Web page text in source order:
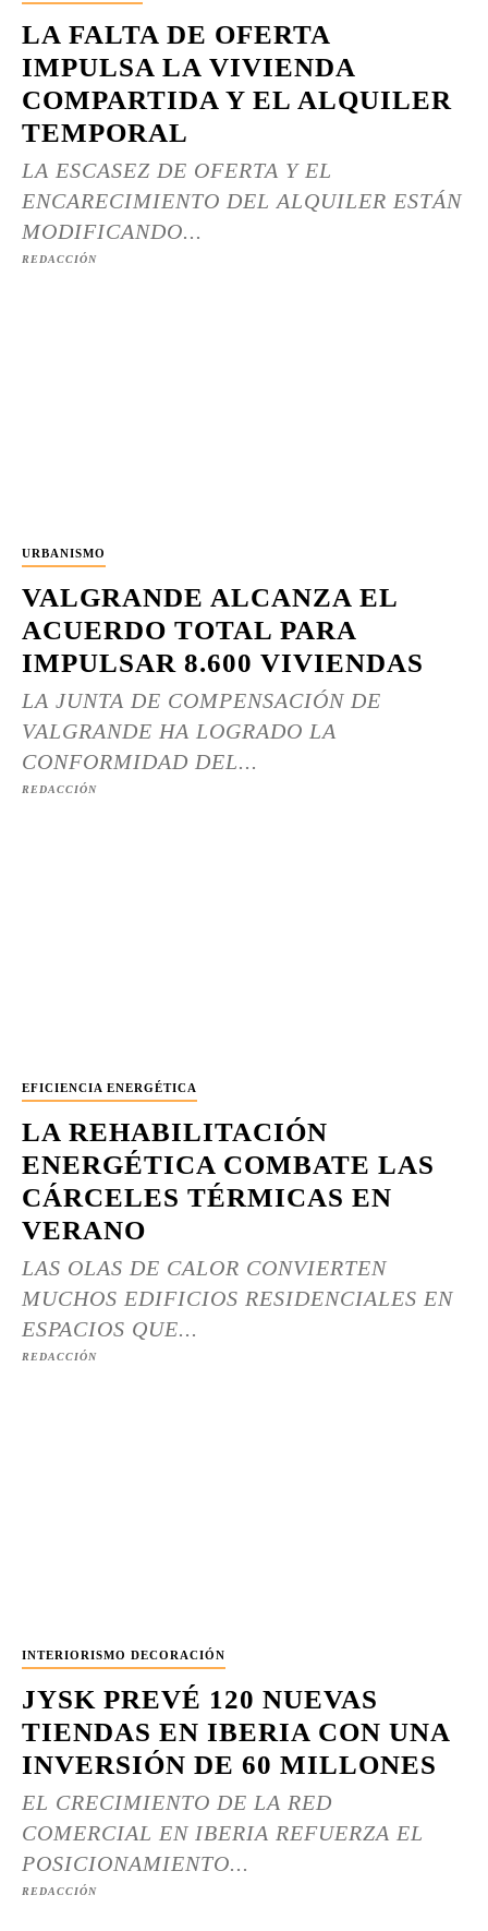
LA FALTA DE OFERTA
IMPULSA LA VIVIENDA
COMPARTIDA Y EL ALQUILER
TEMPORAL
LA ESCASEZ DE OFERTA Y EL
ENCARECIMIENTO DEL ALQUILER ESTÁN
MODIFICANDO...
REDACCIÓN
URBANISMO
VALGRANDE ALCANZA EL
ACUERDO TOTAL PARA
IMPULSAR 8.600 VIVIENDAS
LA JUNTA DE COMPENSACIÓN DE
VALGRANDE HA LOGRADO LA
CONFORMIDAD DEL...
REDACCIÓN
EFICIENCIA ENERGÉTICA
LA REHABILITACIÓN
ENERGÉTICA COMBATE LAS
CÁRCELES TÉRMICAS EN
VERANO
LAS OLAS DE CALOR CONVIERTEN
MUCHOS EDIFICIOS RESIDENCIALES EN
ESPACIOS QUE...
REDACCIÓN
INTERIORISMO DECORACIÓN
JYSK PREVÉ 120 NUEVAS
TIENDAS EN IBERIA CON UNA
INVERSIÓN DE 60 MILLONES
EL CRECIMIENTO DE LA RED
COMERCIAL EN IBERIA REFUERZA EL
POSICIONAMIENTO...
REDACCIÓN